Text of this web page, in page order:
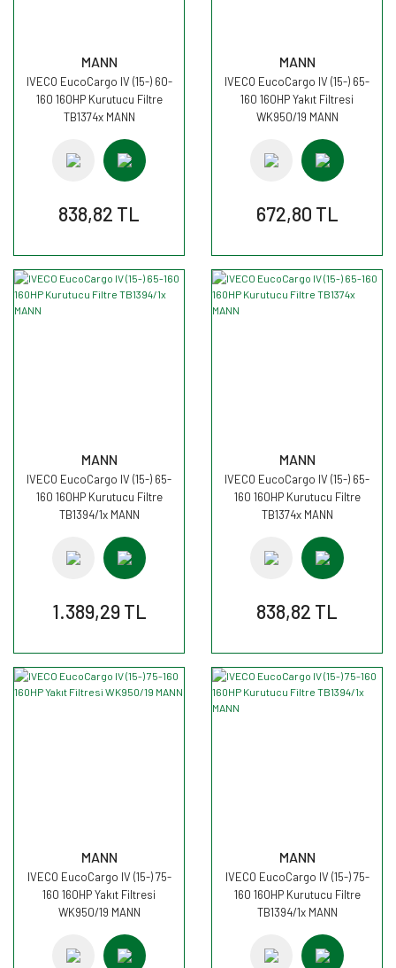
MANN
IVECO EucoCargo IV (15-) 60-
160 160HP Kurutucu Filtre
TB1374x MANN
838,82 TL
MANN
IVECO EucoCargo IV (15-) 65-
160 160HP Yakıt Filtresi
WK950/19 MANN
672,80 TL
MANN
IVECO EucoCargo IV (15-) 65-
160 160HP Kurutucu Filtre
TB1394/1x MANN
1.389,29 TL
MANN
IVECO EucoCargo IV (15-) 65-
160 160HP Kurutucu Filtre
TB1374x MANN
838,82 TL
MANN
IVECO EucoCargo IV (15-) 75-
160 160HP Yakıt Filtresi
WK950/19 MANN
MANN
IVECO EucoCargo IV (15-) 75-
160 160HP Kurutucu Filtre
TB1394/1x MANN